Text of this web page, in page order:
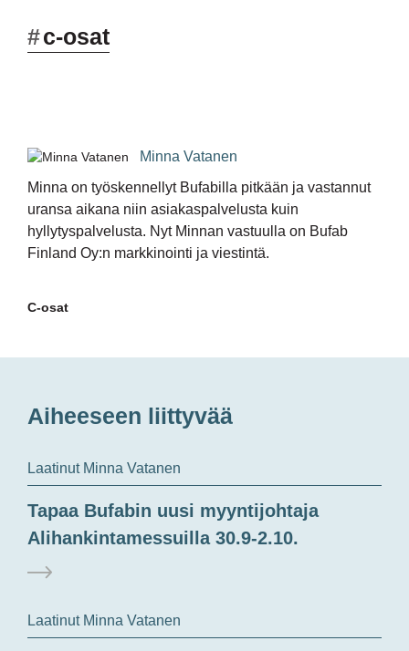
#c-osat
Minna Vatanen
Minna on työskennellyt Bufabilla pitkään ja vastannut
uransa aikana niin asiakaspalvelusta kuin
hyllytyspalvelusta. Nyt Minnan vastuulla on Bufab
Finland Oy:n markkinointi ja viestintä.
C-osat
Aiheeseen liittyvää
Laatinut Minna Vatanen
Tapaa Bufabin uusi myyntijohtaja
Alihankintamessuilla 30.9-2.10.
Laatinut Minna Vatanen